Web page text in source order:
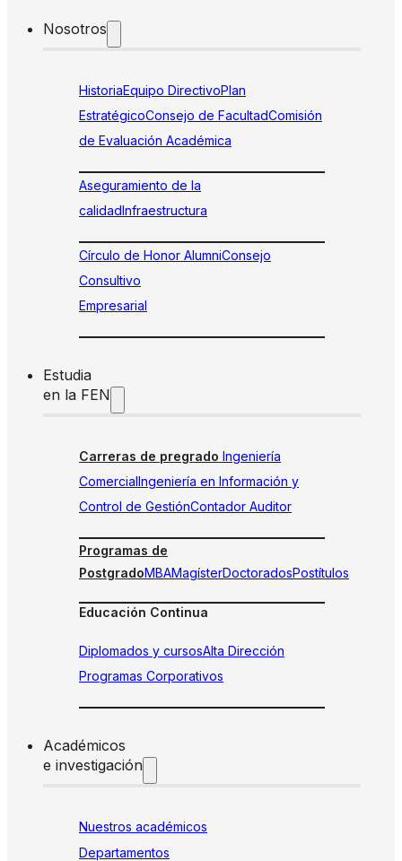
Nosotros
HistoriaEquipo DirectivoPlan
EstratégicoConsejo de FacultadComisión
de Evaluación Académica
Aseguramiento de la
calidadInfraestructura
Círculo de Honor AlumniConsejo
Consultivo
Empresarial
Estudia
en la FEN
Carreras de pregrado Ingeniería
ComercialIngeniería en Información y
Control de GestiónContador Auditor
Programas de
PostgradoMBAMagísterDoctoradosPostítulos
Educación Continua
Diplomados y cursosAlta Dirección
Programas Corporativos
Académicos
e investigación
Nuestros académicos
Departamentos